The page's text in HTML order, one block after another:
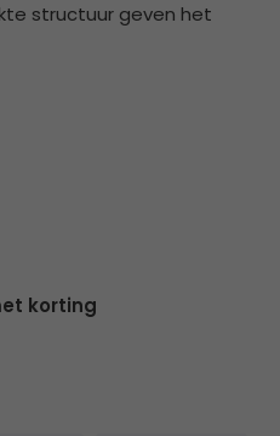
structuur geven het
korting